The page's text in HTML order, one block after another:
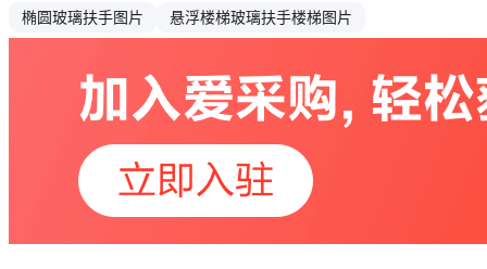
椭圆玻璃扶手图片 悬浮楼梯玻璃扶手楼梯图片